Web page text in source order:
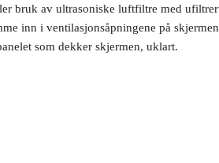
bruk av ultrasoniske luftfiltre med
inn i ventilasjonsåpningene på
som dekker skjermen, uklart.